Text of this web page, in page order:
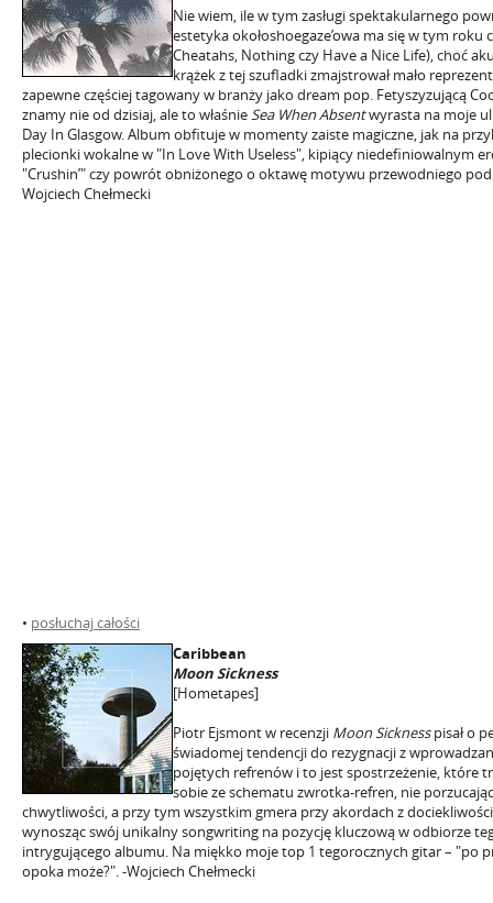
Nie wiem, ile w tym zasługi spektakularnego
estetyka okołoshoegaze’owa ma się w tym roku
Cheatahs, Nothing czy Have a Nice Life), choć
krążek z tej szufladki zmajstrował mało
zapewne częściej tagowany w branży jako dream pop. Fetyszyzującą
znamy nie od dzisiaj, ale to właśnieSea When Absentwyrasta na moje
Day In Glasgow. Album obfituje w momenty zaiste magiczne, jak na
plecionki wokalne w "In Love With Useless", kipiący niedefiniowalnym
"Crushin’" czy powrót obniżonego o oktawę motywu przewodniego
Wojciech Chełmecki
• posłuchaj całości
Caribbean
Moon Sickness
[Hometapes]
Piotr Ejsmont w recenzji Moon Sicknesspisał o
świadomej tendencji do rezygnacji z
pojętych refrenów i to jest spostrzeżenie, które
sobie ze schematu zwrotka-refren, nie
chwytliwości, a przy tym wszystkim gmera przy akordach z
wynosząc swój unikalny songwriting na pozycję kluczową w odbiorze
intrygującego albumu. Na miękko moje top 1 tegorocznych gitar – "po
opoka może?". -Wojciech Chełmecki